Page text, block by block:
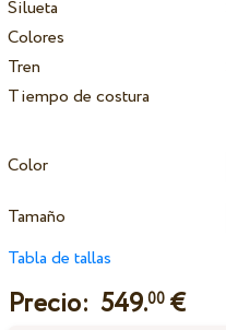
Silueta
Colores
Tren
Tiempo de costura
Color
Tamaño
Tabla de tallas
Precio: 549.00 €